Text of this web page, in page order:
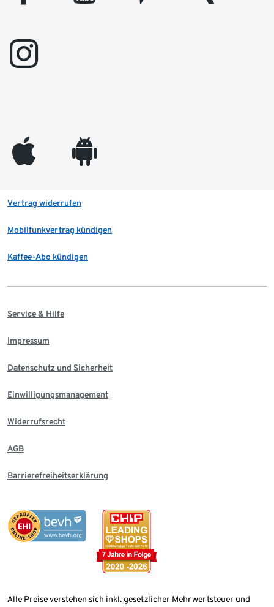
instagram
appleinc android
Vertrag widerrufen
Mobilfunkvertrag kündigen
Kaffee-Abo kündigen
Service & Hilfe
Impressum
Datenschutz und Sicherheit
Einwilligungsmanagement
Widerrufsrecht
AGB
Barrierefreiheitserklärung
Alle Preise verstehen sich inkl. gesetzlicher Mehrwertsteuer und